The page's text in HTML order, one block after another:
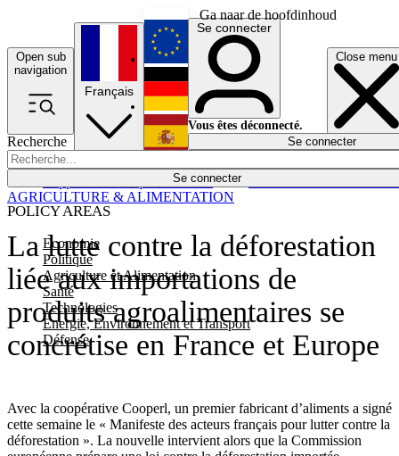
Ga naar de hoofdinhoud
Open sub
navigation
Close menu
Recherche
Se connecter
POLICY AREAS
Economie
Politique
Agriculture et Alimentation
Santé
Technologies
Energie, Environnement et Transport
Défense
Économie
Français
English
Deutsch
Español
Se connecter
Vous êtes déconnecté.
Se connecter
La lutte contre la déforestation
liée aux importations de
produits agroalimentaires se
concrétise en France et Europe
Avec la coopérative Cooperl, un premier fabricant d’aliments a signé
cette semaine le « Manifeste des acteurs français pour lutter contre la
déforestation ». La nouvelle intervient alors que la Commission
AGRICULTURE & ALIMENTATION